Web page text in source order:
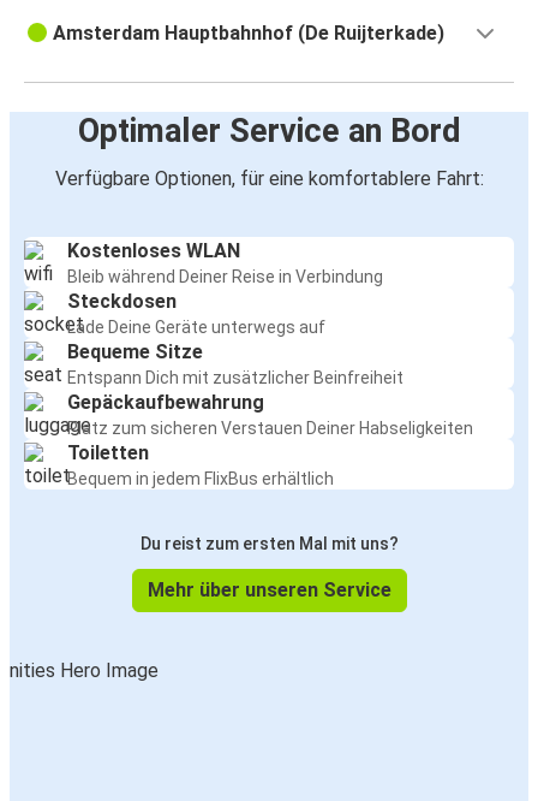
Amsterdam Hauptbahnhof (De Ruijterkade)
Optimaler Service an Bord
Verfügbare Optionen, für eine komfortablere Fahrt:
Kostenloses WLAN
Bleib während Deiner Reise in Verbindung
Steckdosen
Lade Deine Geräte unterwegs auf
Bequeme Sitze
Entspann Dich mit zusätzlicher Beinfreiheit
Gepäckaufbewahrung
Platz zum sicheren Verstauen Deiner Habseligkeiten
Toiletten
Bequem in jedem FlixBus erhältlich
Du reist zum ersten Mal mit uns?
Mehr über unseren Service